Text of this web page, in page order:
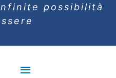
possibilità
Menu